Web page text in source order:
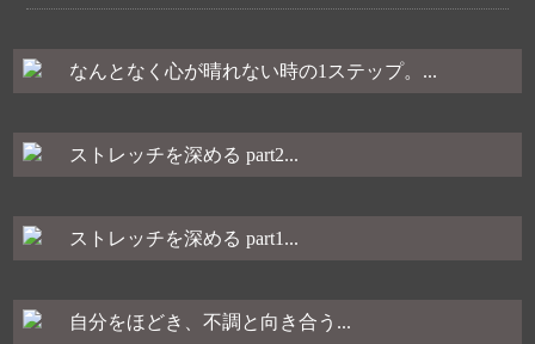
なんとなく心が晴れない時の1ステップ。...
ストレッチを深める part2...
ストレッチを深める part1...
自分をほどき、不調と向き合う...